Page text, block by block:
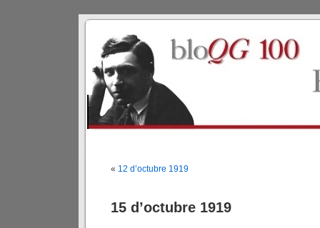
« 12 d’octubre 1919
15 d’octubre 1919